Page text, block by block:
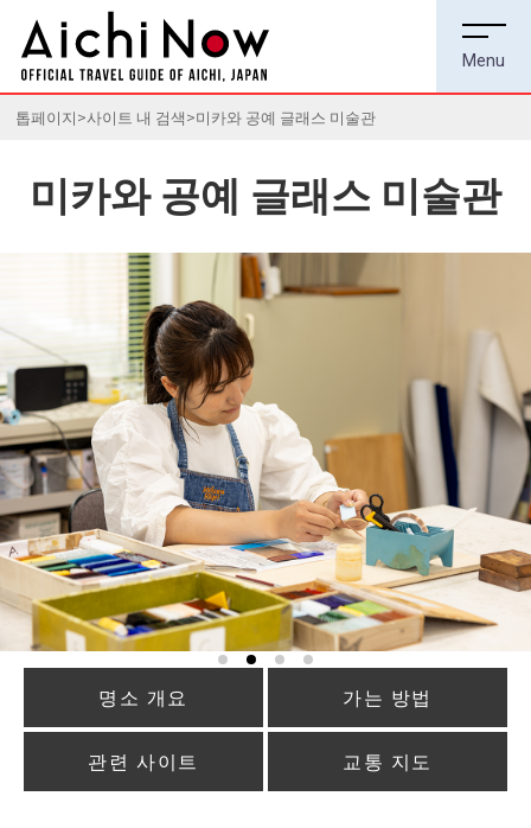
톱페이지 사이트 내 검색 미카와 공예 글래스 미술관
미카와 공예 글래스 미술관
명소 개요 가는 방법
관련 사이트 교통 지도